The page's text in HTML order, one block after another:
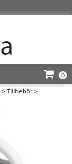
0
> Tillbehör>